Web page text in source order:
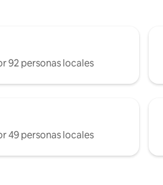
92 personas locales
49 personas locales